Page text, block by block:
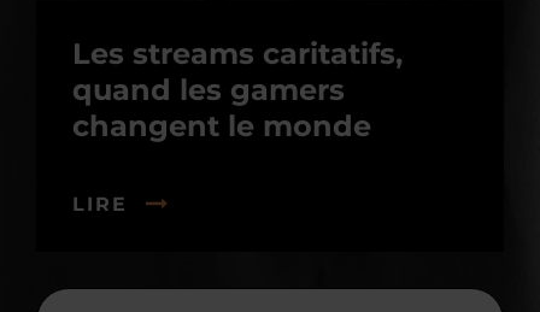
Les streams caritatifs,
quand les gamers
changent le monde
LIRE